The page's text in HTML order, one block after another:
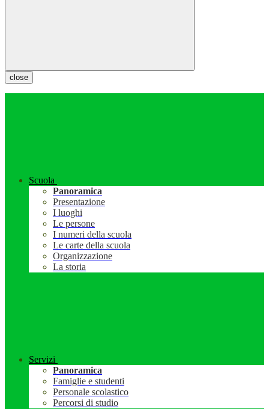
close
Scuola
Panoramica
Presentazione
I luoghi
Le persone
I numeri della scuola
Le carte della scuola
Organizzazione
La storia
Servizi
Panoramica
Famiglie e studenti
Personale scolastico
Percorsi di studio